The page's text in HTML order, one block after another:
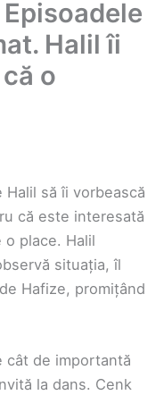
Halil îi
o
să îi vorbească
că este interesată
o place. Halil
situația, îl
Hafize, promițând
cât de importantă
la dans. Cenk